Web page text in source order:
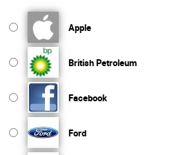
Apple
British Petroleum
Facebook
Ford